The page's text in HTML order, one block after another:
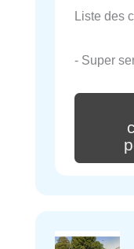
Liste des
- Super